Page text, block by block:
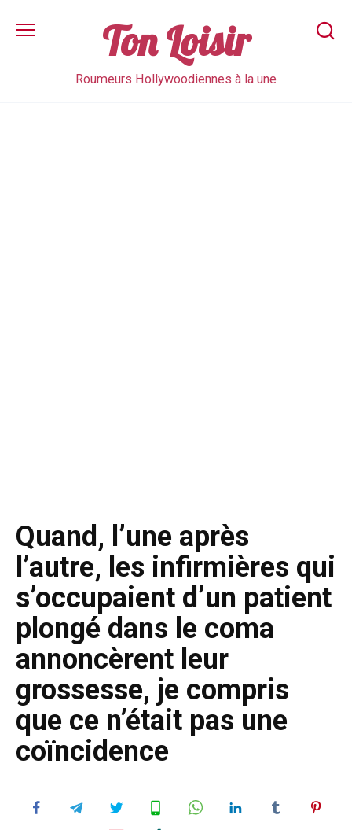
content
Ton Loisir
Roumeurs Hollywoodiennes à la une
Quand, l’une après
l’autre, les infirmières qui
s’occupaient d’un patient
plongé dans le coma
annoncèrent leur
grossesse, je compris
que ce n’était pas une
coïncidence